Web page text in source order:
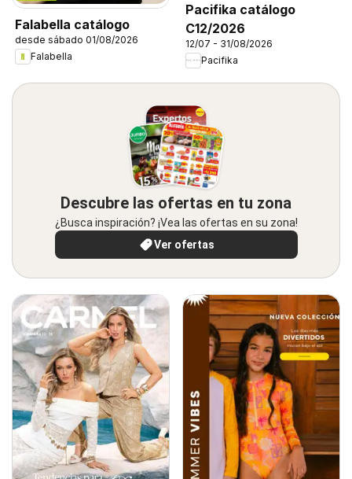
Falabella catálogo
desde sábado 01/08/2026
Falabella
Pacifika catálogo
C12/2026
12/07 - 31/08/2026
Pacifika
Descubre las ofertas en tu zona
¿Busca inspiración? ¡Vea las ofertas en su zona!
Ver ofertas